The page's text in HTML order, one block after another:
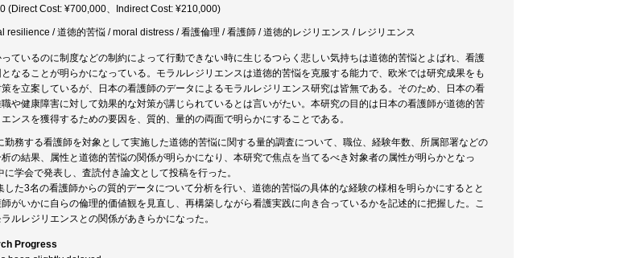
(Direct Cost: ¥700,000、Indirect Cost: ¥210,000)
resilience / 道徳的苦悩 / moral distress / 看護倫理 / 看護師 / 道徳的レジリエンス / レジリエンス
ているのに制度などの制約によって行動できない時に生じるつらく悲しい気持ちは道徳的苦悩とよばれ、看護
なることが明らかになっている。モラルレジリエンスは道徳的苦悩を克服する能力で、欧米では研究成果をも
を立案しているが、日本の看護師のデータによるモラルレジリエンス研究は皆無である。そのため、日本の看
や健康障害に対して効果的な対策が講じられているとは言いがたい。本研究の目的は日本の看護師が道徳的苦
ンスを獲得するための要因を、質的、量的の両面で明らかにすることである。
務する看護師を対象として実施した道徳的苦悩に関する量的調査について、職位、経験年数、所属部署などの
の結果、属性と道徳的苦悩の関係が明らかになり、本研究で焦点を当てるべき対象者の属性が明らかとなっ
学会で発表し、査読付き論文として投稿を行った。
た3名の看護師からの質的データについて分析を行い、道徳的苦悩の具体的な経験の様相を明らかにするとと
がいかに自らの倫理的価値観を見直し、再構築しながら看護実践に向き合っているかを記述的に把握した。こ
ルレジリエンスとの関係があきらかになった。
Progress